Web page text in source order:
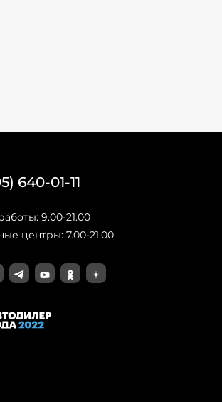
640-01-11
9.00-21.00
центры: 7.00-21.00